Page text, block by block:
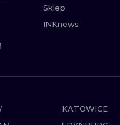
Sklep
INKnews
KATOWICE